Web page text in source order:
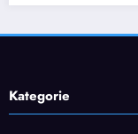
Kategorie